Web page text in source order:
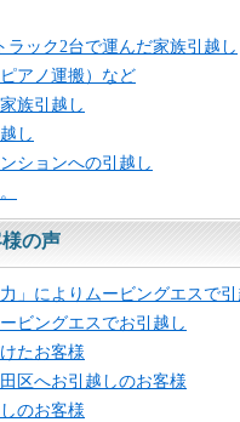
ラック2台で運んだ家族引越し
アノ運搬）など
族引越し
し
ションへの引越し
の声
」によりムービングエスで
ビングエスでお引越し
たお客様
区へお引越しのお客様
のお客様